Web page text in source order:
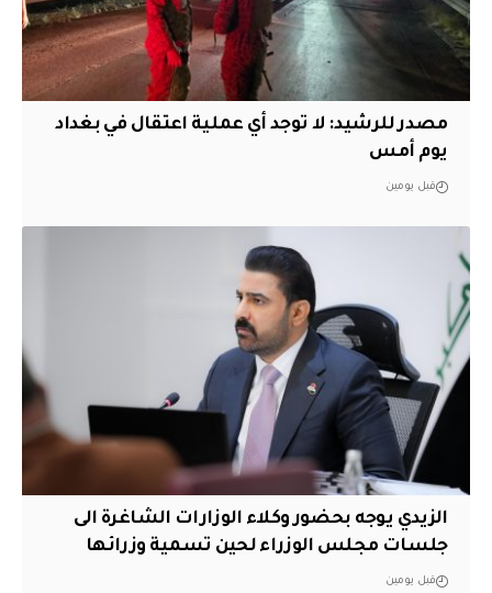
مصدر للرشيد: لا توجد أي عملية اعتقال في بغداد
يوم أمس
قبل يومين
الزيدي يوجه بحضور وكلاء الوزارات الشاغرة الى
جلسات مجلس الوزراء لحين تسمية وزرائها
قبل يومين